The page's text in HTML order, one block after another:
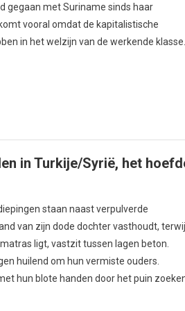
gegaan met Suriname sinds haar
vooral omdat de kapitalistische
in het welzijn van de werkende klasse.
in Turkije/Syrië, het
staan naast verpulverde
van zijn dode dochter vasthoudt, terwijl
ligt, vastzit tussen lagen beton.
huilend om hun vermiste ouders.
hun blote handen door het puin